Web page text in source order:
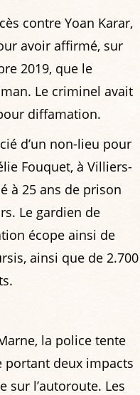
contre Yoan Karar,
avoir affirmé, sur
2019, que le
Le criminel avait
diffamation.
d’un non-lieu pour
Fouquet, à Villiers-
à 25 ans de prison
Le gardien de
écope ainsi de
ainsi que de 2.700
la police tente
portant deux impacts
sur l’autoroute. Les